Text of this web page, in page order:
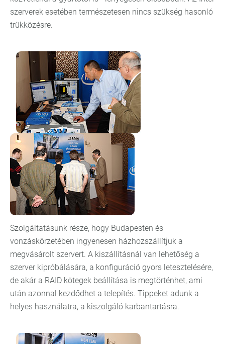
szerverek esetében természetesen nincs szükség hasonló
trükközésre.
Szolgáltatásunk része, hogy Budapesten és
vonzáskörzetében ingyenesen házhozszállítjuk a
megvásárolt szervert. A kiszállításnál van lehetőség a
szerver kipróbálására, a konfiguráció gyors letesztelésére,
de akár a RAID kötegek beállítása is megtörténhet, ami
után azonnal kezdődhet a telepítés. Tippeket adunk a
helyes használatra, a kiszolgáló karbantartásra.